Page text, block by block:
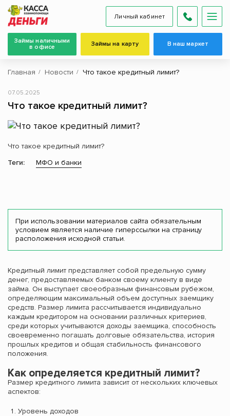
Личный кабинет
Займы наличными
в офисе
Займы на карту В наш маркет
Главная Новости Что такое кредитный лимит?
Что такое кредитный лимит?
07.05.2025
Что такое кредитный лимит?
Теги:
МФО и банки
При использовании материалов сайта обязательным
условием является наличие гиперссылки на страницу
расположения исходной статьи.
Кредитный лимит представляет собой предельную сумму
денег, предоставляемых банком своему клиенту в виде
займа. Он выступает своеобразным финансовым рубежом,
определяющим максимальный объем доступных заемщику
средств. Размер лимита рассчитывается индивидуально
каждым кредитором на основании различных критериев,
среди которых учитываются доходы заемщика, способность
своевременно погашать долговые обязательства, история
прошлых кредитов и общая стабильность финансового
положения.
Как определяется кредитный лимит?
Размер кредитного лимита зависит от нескольких ключевых
аспектов:
Уровень доходов